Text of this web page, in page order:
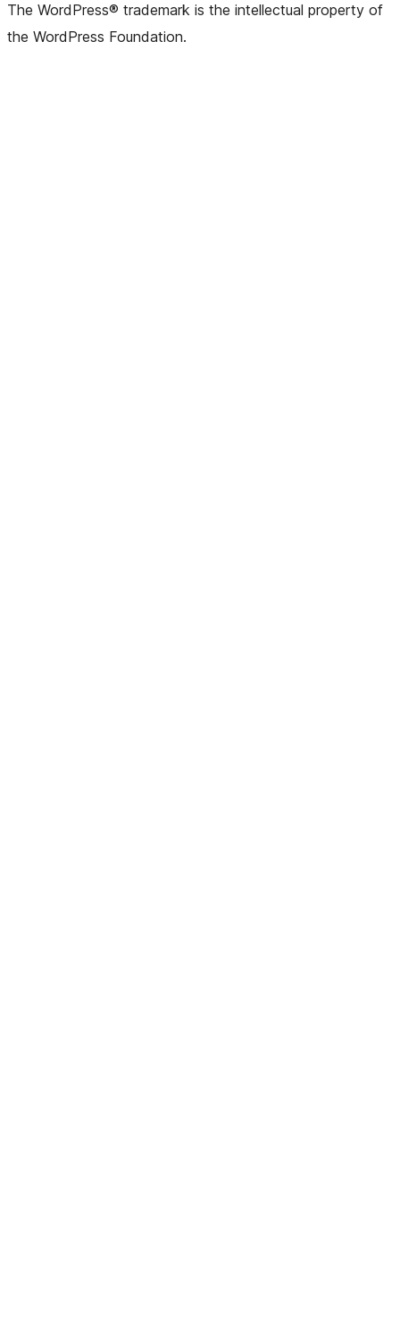
The WordPress® trademark is the intellectual property of
the WordPress Foundation.